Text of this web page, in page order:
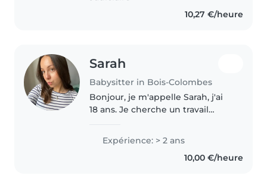
10,27 €/heure
Sarah
Babysitter in Bois-Colombes
Bonjour, je m'appelle Sarah, j'ai
18 ans. Je cherche un travail
partiellement mes études de
communicatin. J'ai travaillé pour
une famille pendant 2 ans avec..
Expérience: > 2 ans
10,00 €/heure